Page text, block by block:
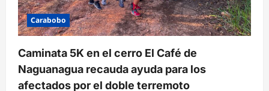
Carabobo
Caminata 5K en el cerro El Café de
Naguanagua recauda ayuda para los
afectados por el doble terremoto